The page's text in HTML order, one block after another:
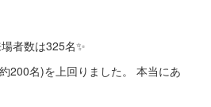
者数は325名✨
200名)を上回りました。 本当にあ